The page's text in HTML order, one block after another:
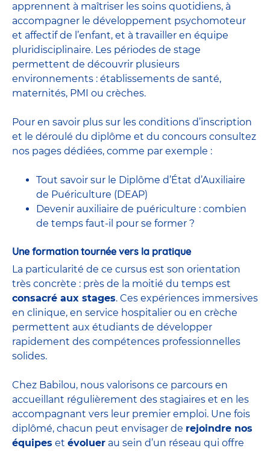
apprennent à maîtriser les soins quotidiens, à
accompagner le développement psychomoteur
et affectif de l’enfant, et à travailler en équipe
pluridisciplinaire. Les périodes de stage
permettent de découvrir plusieurs
environnements : établissements de santé,
maternités, PMI ou crèches.
Pour en savoir plus sur les conditions d’inscription
et le déroulé du diplôme et du concours consultez
nos pages dédiées, comme par exemple :
Tout savoir sur le Diplôme d’État d’Auxiliaire
de Puériculture (DEAP)
Devenir auxiliaire de puériculture : combien
de temps faut-il pour se former ?
Une formation tournée vers la pratique
La particularité de ce cursus est son orientation
très concrète : près de la moitié du temps est
consacré aux stages. Ces expériences immersives
en clinique, en service hospitalier ou en crèche
permettent aux étudiants de développer
rapidement des compétences professionnelles
solides.
Chez Babilou, nous valorisons ce parcours en
accueillant régulièrement des stagiaires et en les
accompagnant vers leur premier emploi. Une fois
diplômé, chacun peut envisager de rejoindre nos
équipes et évoluer au sein d’un réseau qui offre